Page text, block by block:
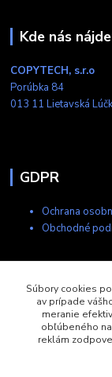
Kde nás
COPYTECH, s.r.o
Porúbka 84
013 11 Lietavská
GDPR
Ochrana
Obchodné
Kontakty
+421 903 704
8:00-17:00
Súbory cookies
av prípade
meranie
obľúbeného
reklám